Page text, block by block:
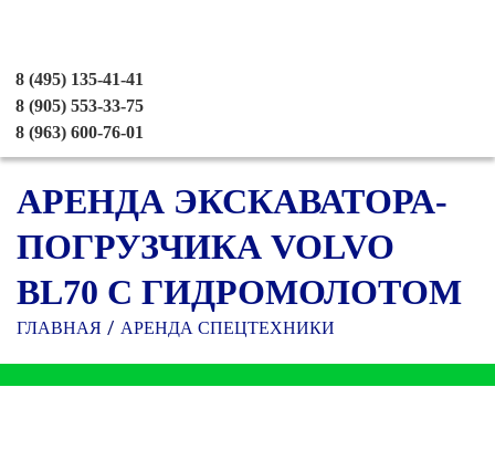
8 (495) 135-41-41
8 (905) 553-33-75
8 (963) 600-76-01
АРЕНДА ЭКСКАВАТОРА-
ПОГРУЗЧИКА VOLVO
BL70 С ГИДРОМОЛОТОМ
ГЛАВНАЯ АРЕНДА СПЕЦТЕХНИКИ